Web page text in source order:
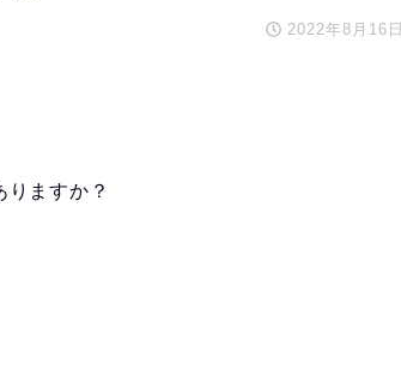
2022年8月16日
ますか？